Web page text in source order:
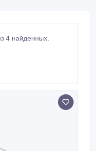
4 найденных.